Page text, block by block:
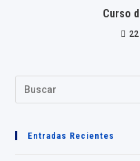
Curso
Entradas Recientes